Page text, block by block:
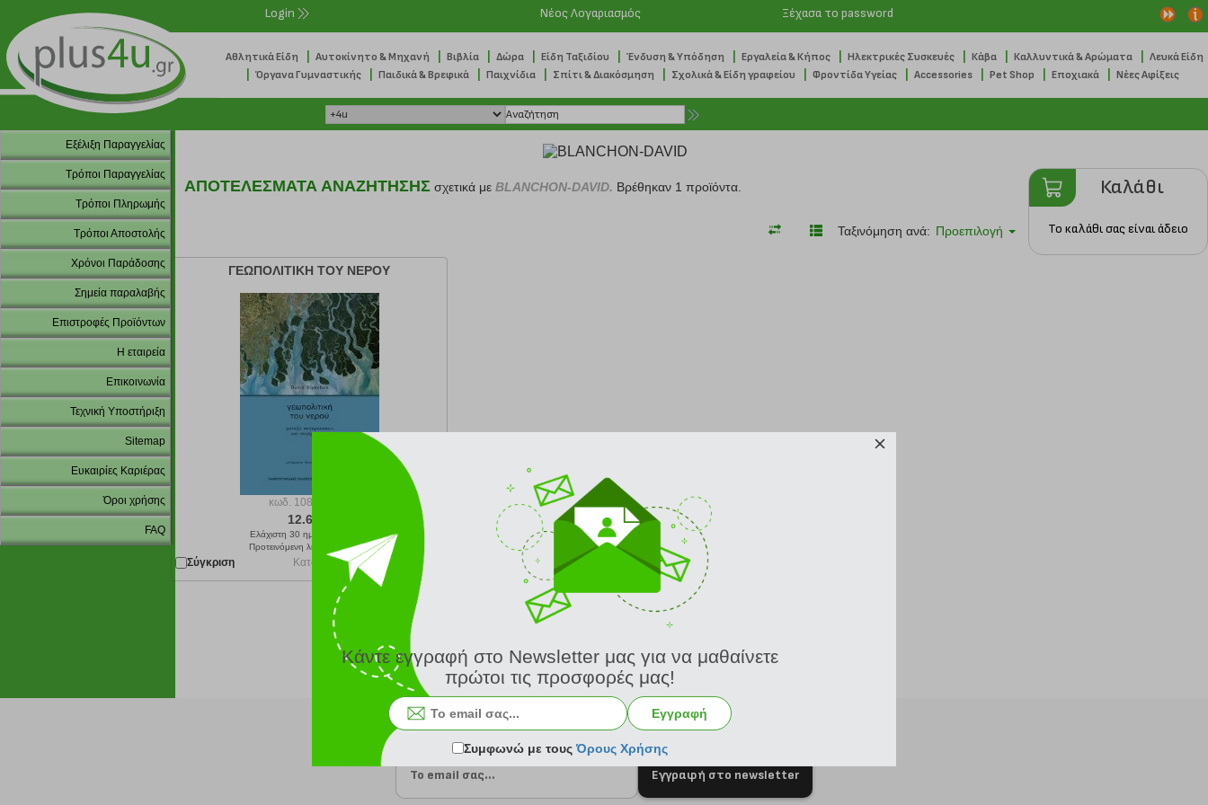
Login Νέος Λογαριασμός Ξέχασα το password
Αθλητικά Είδη Αυτοκίνητο & Μηχανή Βιβλία Δώρα Είδη Ταξιδίου Ένδυση & Υπόδηση Εργαλεία & Κήπος Ηλεκτρικές Συσκευές Κάβα Καλλυντικά & Αρώματα Λευκά Είδη
Όργανα Γυμναστικής Παιδικά & Βρεφικά Παιχνίδια Σπίτι & Διακόσμηση Σχολικά & Είδη γραφείου Φροντίδα Υγείας Accessories Pet Shop Εποχιακά Νέες Αφίξεις
Εξέλιξη Παραγγελίας
Τρόποι Παραγγελίας
Τρόποι Πληρωμής
Τρόποι Αποστολής
Χρόνοι Παράδοσης
Σημεία παραλαβής
Επιστροφές Προϊόντων
Η εταιρεία
Επικοινωνία
Τεχνική Υποστήριξη
Sitemap
Ευκαιρίες Καριέρας
Όροι χρήσης
FAQ
ΑΠΟΤΕΛΕΣΜΑΤΑ ΑΝΑΖΗΤΗΣΗΣ σχετικά με BLANCHON-DAVID. Βρέθηκαν 1 προϊόντα.
Ταξινόμηση ανά: Προεπιλογή
ΓΕΩΠΟΛΙΤΙΚΗ ΤΟΥ ΝΕΡΟΥ
κωδ. 108198411
12.61 €
Ελάχιστη 30 ημερών 14.01 €
Προτεινόμενη λιανική 14.01 €
Σύγκριση Κατόπιν παραγγελίας από 24/8
Καλάθι
Το καλάθι σας είναι άδειο
Εγγραφή στο newsletter
Κάντε εγγραφή στο Newsletter μας για να μαθαίνετε
πρώτοι τις προσφορές μας!
Εγγραφή
Συμφωνώ με τουςΌρους Χρήσης